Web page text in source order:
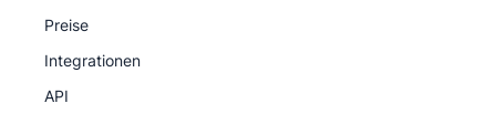
Preise
Integrationen
API